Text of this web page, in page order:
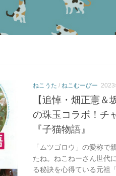
ねこうた / ねこむーびー 2023
【追悼・畑正憲
の珠玉コラボ！チ
『子猫物語』
「ムツゴロウ」の愛称で
たね。ねこねーさん世代
る秘訣を心得ている元祖